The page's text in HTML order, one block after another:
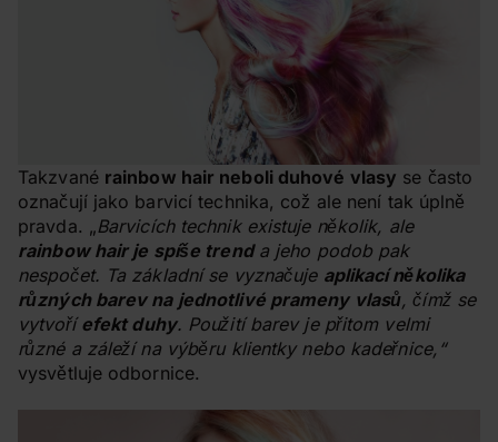
Takzvané rainbow hair neboli duhové vlasy se často
označují jako barvicí technika, což ale není tak úplně
pravda. „Barvicích technik existuje několik, ale
rainbow hair je spíše trenda jeho podob pak
nespočet. Ta základní se vyznačuje aplikací několika
různých barev na jednotlivé prameny vlasů, čímž se
vytvoříefekt duhy. Použití barev je přitom velmi
různé a záleží na výběru klientky nebo kadeřnice,“
vysvětluje odbornice.